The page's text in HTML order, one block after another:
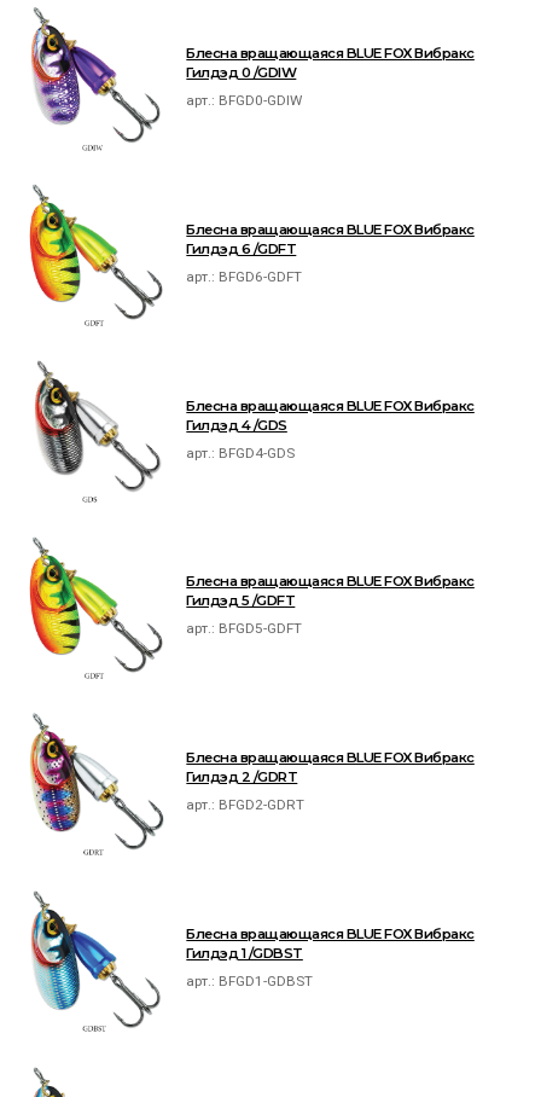
Блесна вращающаяся BLUE FOX Вибракс
Гилдэд 0 /GDIW
арт.: BFGD0-GDIW
Блесна вращающаяся BLUE FOX Вибракс
Гилдэд 6 /GDFT
арт.: BFGD6-GDFT
Блесна вращающаяся BLUE FOX Вибракс
Гилдэд 4 /GDS
арт.: BFGD4-GDS
Блесна вращающаяся BLUE FOX Вибракс
Гилдэд 5 /GDFT
арт.: BFGD5-GDFT
Блесна вращающаяся BLUE FOX Вибракс
Гилдэд 2 /GDRT
арт.: BFGD2-GDRT
Блесна вращающаяся BLUE FOX Вибракс
Гилдэд 1 /GDBST
арт.: BFGD1-GDBST